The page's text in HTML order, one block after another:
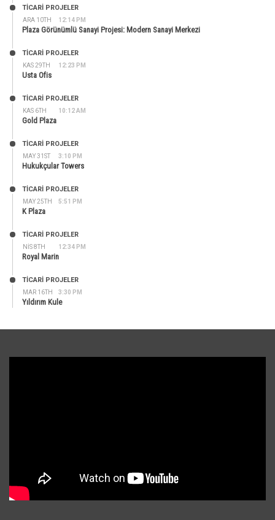
ARA 10TH 12:14 PM
TİCARİ PROJELER
Plaza Görünümlü Sanayi Projesi: Modern Sanayi Merkezi
KAS 29TH 12:23 PM
TİCARİ PROJELER
Usta Ofis
KAS 6TH 10:12 AM
TİCARİ PROJELER
Gold Plaza
MAY 31ST 3:10 PM
TİCARİ PROJELER
Hukukçular Towers
MAY 25TH 5:51 PM
TİCARİ PROJELER
K Plaza
NIS 8TH 12:34 PM
TİCARİ PROJELER
Royal Marin
MAR 16TH 3:30 PM
TİCARİ PROJELER
Yıldırım Kule